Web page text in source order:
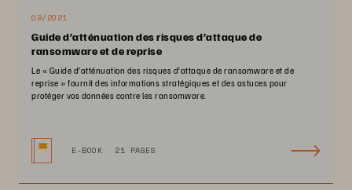
09/2021
Guide d’atténuation des risques d’attaque de
ransomware et de reprise
Le « Guide d’atténuation des risques d’attaque de ransomware et de
reprise » fournit des informations stratégiques et des astuces pour
protéger vos données contre les ransomware.
E-BOOK 21 PAGES